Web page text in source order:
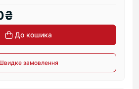
До кошика
замовлення